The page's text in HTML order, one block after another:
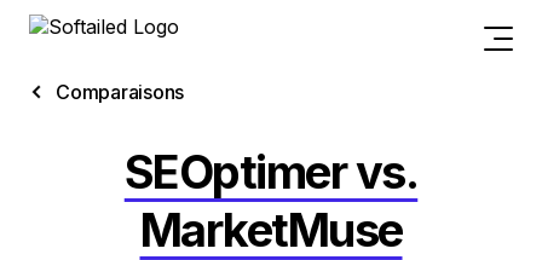
Comparaisons
SEOptimer vs.
MarketMuse